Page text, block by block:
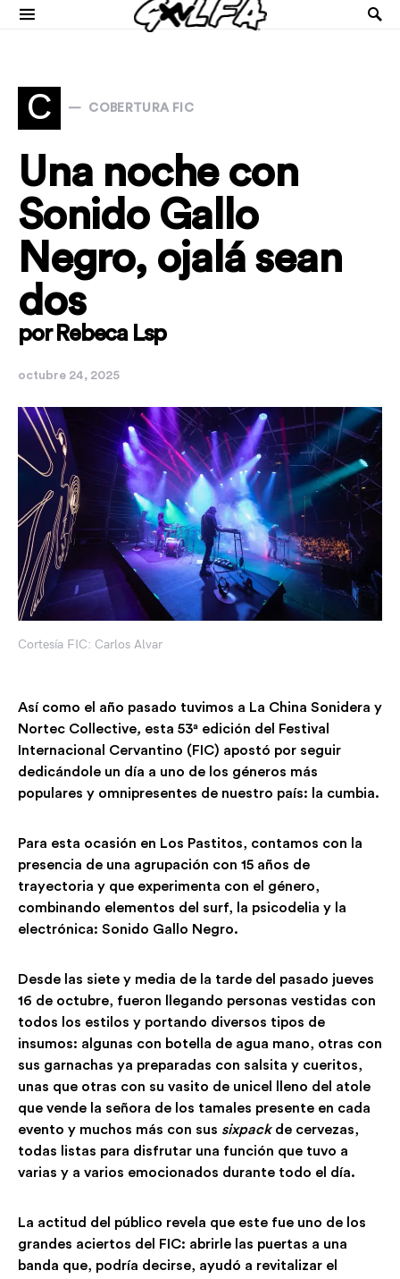
C COBERTURA FIC
Una noche con
Sonido Gallo
Negro, ojalá sean
dos
por Rebeca Lsp
octubre 24, 2025
Cortesía FIC: Carlos Alvar
Así como el año pasado tuvimos a La China Sonidera y
Nortec Collective, esta 53ª edición del Festival
Internacional Cervantino (FIC) apostó por seguir
dedicándole un día a uno de los géneros más
populares y omnipresentes de nuestro país: la cumbia.
Para esta ocasión en Los Pastitos, contamos con la
presencia de una agrupación con 15 años de
trayectoria y que experimenta con el género,
combinando elementos del surf, la psicodelia y la
electrónica: Sonido Gallo Negro.
Desde las siete y media de la tarde del pasado jueves
16 de octubre, fueron llegando personas vestidas con
todos los estilos y portando diversos tipos de
insumos: algunas con botella de agua mano, otras con
sus garnachas ya preparadas con salsita y cueritos,
unas que otras con su vasito de unicel lleno del atole
que vende la señora de los tamales presente en cada
evento y muchos más con sus sixpackde cervezas,
todas listas para disfrutar una función que tuvo a
varias y a varios emocionados durante todo el día.
La actitud del público revela que este fue uno de los
grandes aciertos del FIC: abrirle las puertas a una
banda que, podría decirse, ayudó a revitalizar el